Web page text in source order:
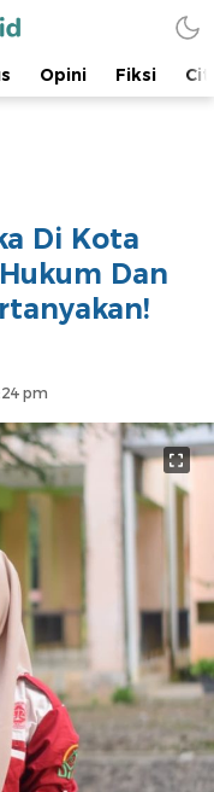
Opini Fiksi
Di Kota
Dan
pm